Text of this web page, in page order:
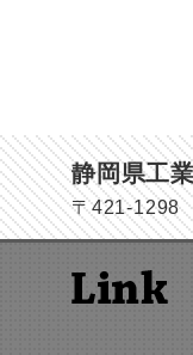
静岡県工
〒421-1298